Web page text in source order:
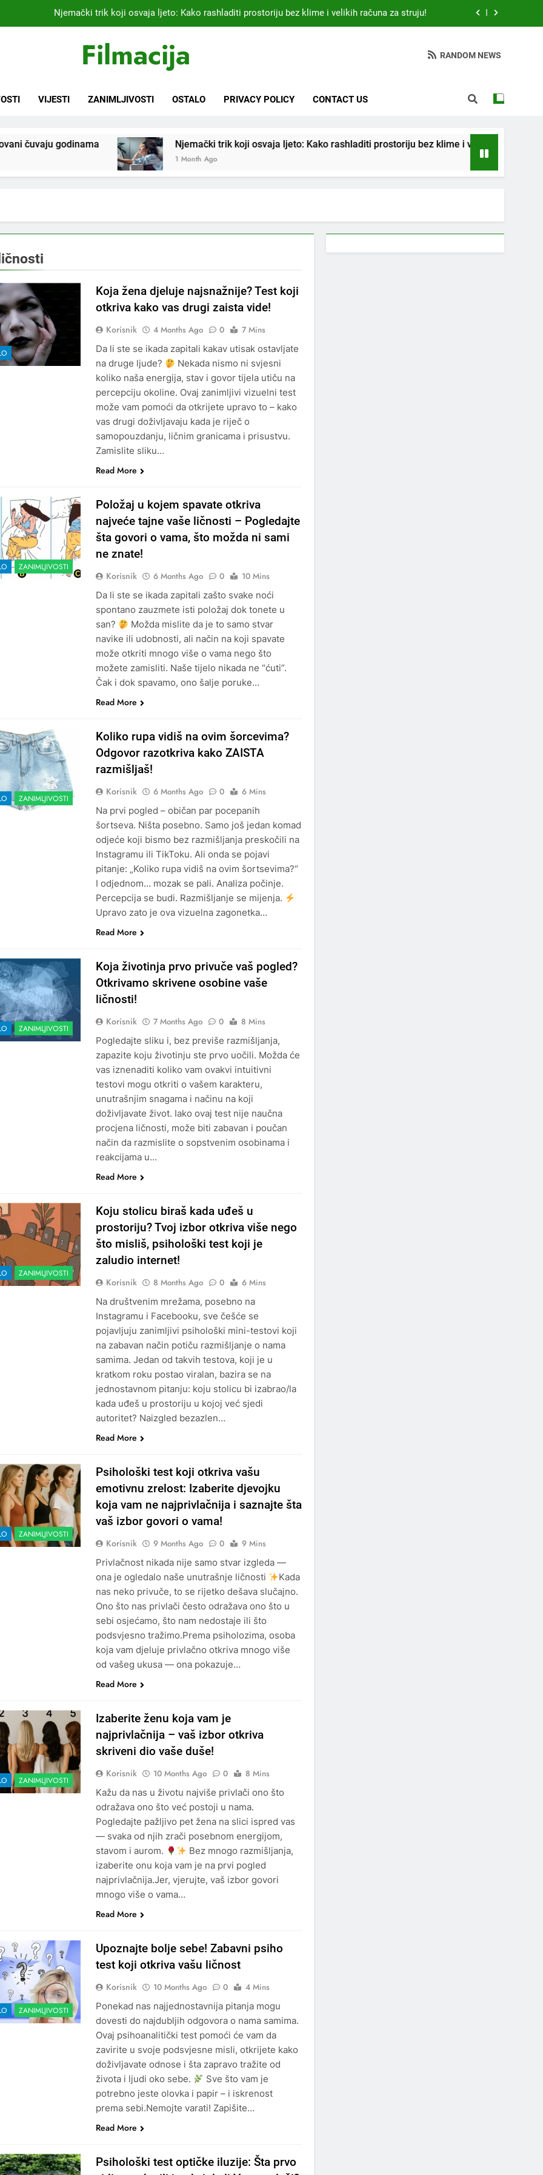
Kardiolog koji već 20 godina liječi pacijente nakon infarkta otkrio: Ove 4 jutarnje navike nikada ne
praktikujem prije 9 sati – mnogi ih rade svakog dana!
Nikada se ne bi sjetili: Sve fleke sa odjeće skida jedno sredstvo koje svi imamo u kući
Samo 1 kašičica u litru vode i čak će se i “suhi štap” ukorijeniti! Stari vrtlarski trik koji iskusni baštovani
Njemački trik koji osvaja ljeto: Kako rashladiti prostoriju bez klime i velikih računa za struju!
Nikada se ne bi sjetili: Sve fleke sa odjeće skida jedno sredstvo koje svi imamo u kući
Filmacija RANDOM NEWS
VIJESTI ZANIMLJIVOSTI OSTALO PRIVACY POLICY CONTACT US
Njemački trik koji osvaja ljeto: Kako rashladiti prostoriju bez klime i velikih računa za struju!
1 Month Ago
Koja žena djeluje najsnažnije? Test koji
otkriva kako vas drugi zaista vide!
Korisnik 4 Months Ago 0
7 Mins
Da li ste se ikada zapitali kakav utisak ostavljate
na druge ljude?
Nekada nismo ni svjesni
koliko naša energija, stav i govor tijela utiču na
percepciju okoline. Ovaj zanimljivi vizuelni test
može vam pomoći da otkrijete upravo to – kako
vas drugi doživljavaju kada je riječ o
samopouzdanju, ličnim granicama i prisustvu.
Zamislite sliku…
Read More
ZANIMLJIVOSTI
Položaj u kojem spavate otkriva
najveće tajne vaše ličnosti – Pogledajte
šta govori o vama, što možda ni sami
ne znate!
Korisnik 6 Months Ago 0
10 Mins
Da li ste se ikada zapitali zašto svake noći
spontano zauzmete isti položaj dok tonete u
san?
Možda mislite da je to samo stvar
navike ili udobnosti, ali način na koji spavate
može otkriti mnogo više o vama nego što
možete zamisliti. Naše tijelo nikada ne “ćuti”.
Čak i dok spavamo, ono šalje poruke…
Read More
ZANIMLJIVOSTI
Koliko rupa vidiš na ovim šorcevima?
Odgovor razotkriva kako ZAISTA
razmišljaš!
Korisnik 6 Months Ago 0
6 Mins
Na prvi pogled – običan par pocepanih
šortseva. Ništa posebno. Samo još jedan komad
odjeće koji bismo bez razmišljanja preskočili na
Instagramu ili TikToku. Ali onda se pojavi
pitanje: „Koliko rupa vidiš na ovim šortsevima?“
I odjednom… mozak se pali. Analiza počinje.
Percepcija se budi. Razmišljanje se mijenja.
Upravo zato je ova vizuelna zagonetka…
Read More
ZANIMLJIVOSTI
Koja životinja prvo privuče vaš pogled?
Otkrivamo skrivene osobine vaše
ličnosti!
Korisnik 7 Months Ago 0
8 Mins
Pogledajte sliku i, bez previše razmišljanja,
zapazite koju životinju ste prvo uočili. Možda će
vas iznenaditi koliko vam ovakvi intuitivni
testovi mogu otkriti o vašem karakteru,
unutrašnjim snagama i načinu na koji
doživljavate život. Iako ovaj test nije naučna
procjena ličnosti, može biti zabavan i poučan
način da razmislite o sopstvenim osobinama i
reakcijama u…
Read More
ZANIMLJIVOSTI
Koju stolicu biraš kada uđeš u
prostoriju? Tvoj izbor otkriva više nego
što misliš, psihološki test koji je
zaludio internet!
Korisnik 8 Months Ago 0
6 Mins
Na društvenim mrežama, posebno na
Instagramu i Facebooku, sve češće se
pojavljuju zanimljivi psihološki mini-testovi koji
na zabavan način potiču razmišljanje o nama
samima. Jedan od takvih testova, koji je u
kratkom roku postao viralan, bazira se na
jednostavnom pitanju: koju stolicu bi izabrao/la
kada uđeš u prostoriju u kojoj već sjedi
autoritet? Naizgled bezazlen…
Read More
ZANIMLJIVOSTI
Psihološki test koji otkriva vašu
emotivnu zrelost: Izaberite djevojku
koja vam ne najprivlačnija i saznajte šta
vaš izbor govori o vama!
Korisnik 9 Months Ago 0
9 Mins
Privlačnost nikada nije samo stvar izgleda —
ona je ogledalo naše unutrašnje ličnosti
Kada
nas neko privuče, to se rijetko dešava slučajno.
Ono što nas privlači često odražava ono što u
sebi osjećamo, što nam nedostaje ili što
podsvjesno tražimo.Prema psiholozima, osoba
koja vam djeluje privlačno otkriva mnogo više
od vašeg ukusa — ona pokazuje…
Read More
ZANIMLJIVOSTI
Izaberite ženu koja vam je
najprivlačnija – vaš izbor otkriva
skriveni dio vaše duše!
Korisnik 10 Months Ago 0
8 Mins
Kažu da nas u životu najviše privlači ono što
odražava ono što već postoji u nama.
Pogledajte pažljivo pet žena na slici ispred vas
— svaka od njih zrači posebnom energijom,
stavom i aurom.
Bez mnogo razmišljanja,
izaberite onu koja vam je na prvi pogled
najprivlačnija.Jer, vjerujte, vaš izbor govori
mnogo više o vama…
Read More
ZANIMLJIVOSTI
Upoznajte bolje sebe! Zabavni psiho
test koji otkriva vašu ličnost
Korisnik 10 Months Ago 0
4 Mins
Ponekad nas najjednostavnija pitanja mogu
dovesti do najdubljih odgovora o nama samima.
Ovaj psihoanalitički test pomoći će vam da
zavirite u svoje podsvjesne misli, otkrijete kako
doživljavate odnose i šta zapravo tražite od
života i ljudi oko sebe.
Sve što vam je
potrebno jeste olovka i papir – i iskrenost
prema sebi.Nemojte varati! Zapišite…
Read More
Psihološki test optičke iluzije: Šta prvo